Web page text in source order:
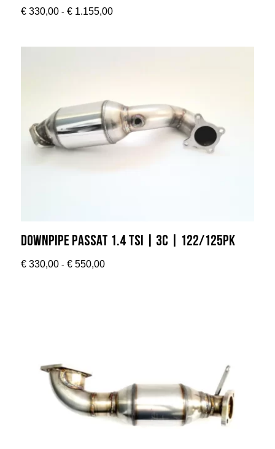
€330,00 - €1.155,00Prijsklasse:
Downpipe Passat 1.4 TSI | 3C | 122/125Pk
€330,00 - €550,00Prijsklasse: